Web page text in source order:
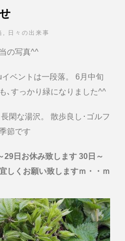
日々の出来事
の写真^^
ベントは一段落。 6月中旬
､すっかり緑になりました^^
閑な湯沢。 散歩良し･ゴルフ
節です
29日お休み致します 30日～
宜しくお願い致しますｍ・・ｍ